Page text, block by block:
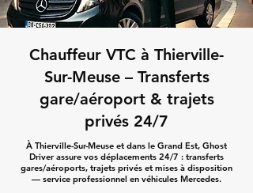
Chauffeur VTC à Thierville-
Sur-Meuse – Transferts
gare/aéroport & trajets
privés 24/7
À Thierville-Sur-Meuse et dans le Grand Est, Ghost
Driver assure vos déplacements 24/7 : transferts
gares/aéroports, trajets privés et mises à disposition
— service professionnel en véhicules Mercedes.